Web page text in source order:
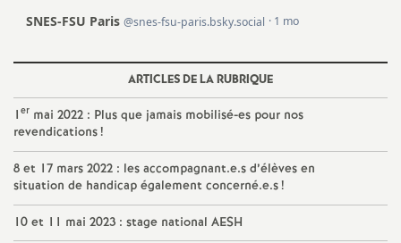
e
m
e
n
t
ARTICLES DE LA RUBRIQUE
1er mai 2022 : Plus que jamais mobilisé-es pour nos
revendications!
8 et 17 mars 2022 : les accompagnant.e.s d’élèves en
situation de handicap également concerné.e.s!
10 et 11 mai 2023 : stage national AESH